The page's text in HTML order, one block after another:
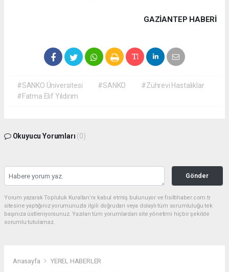
GAZIANTEP HABERİ
#SANKO Üniversitesi #SANKO
#Zührevi Hastalıklar
#Fatma Elif Yıldırım
Okuyucu Yorumları (0)
Gönder
Yorum yazarak Topluluk Kuralları’nı kabul etmiş bulunuyor ve fisiltihaber.com.tr
sitesine yaptığınız yorumunuzla ilgili doğrudan veya dolaylı tüm sorumluluğu tek
başınıza üstleniyorsunuz. Yazılan tüm yorumlardan site yönetimi hiçbir şekilde
sorumlu tutulamaz.
Anasayfa YEREL HABERLER